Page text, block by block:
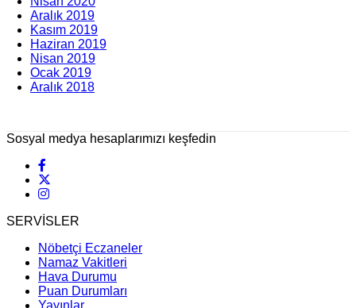
Aralık 2019
Kasım 2019
Haziran 2019
Nisan 2019
Ocak 2019
Aralık 2018
Sosyal medya hesaplarımızı keşfedin
SERVİSLER
Nöbetçi Eczaneler
Namaz Vakitleri
Hava Durumu
Puan Durumları
Yayınlar